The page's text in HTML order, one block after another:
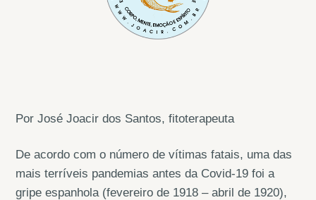
Por José Joacir dos Santos, fitoterapeuta
De acordo com o número de vítimas fatais, uma das
mais terríveis pandemias antes da Covid-19 foi a
gripe espanhola (fevereiro de 1918 – abril de 1920),